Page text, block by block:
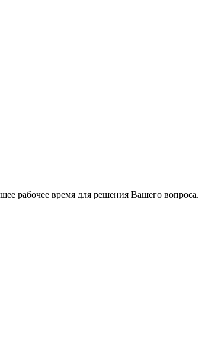
рабочее время для решения Вашего вопроса.